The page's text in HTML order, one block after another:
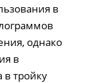
в
однако
в
в тройку